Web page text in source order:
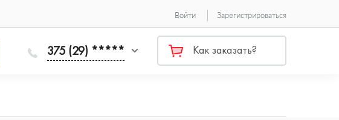
Войти Зарегистрироваться
375 (29) ***** Как заказать?